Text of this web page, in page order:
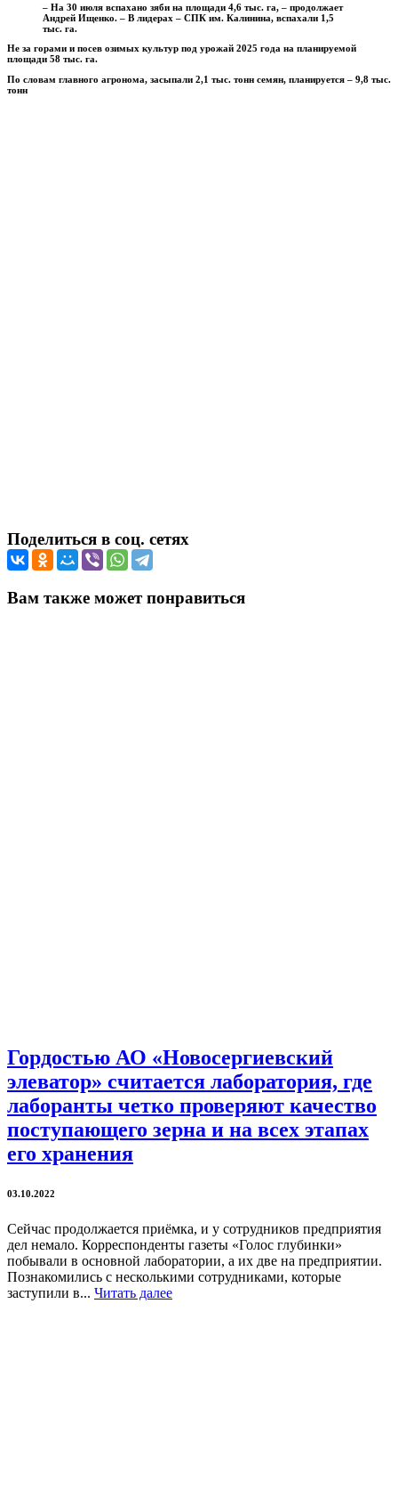
– На 30 июля вспахано зяби на площади 4,6 тыс. га, – продолжает
Андрей Ищенко. – В лидерах – СПК им. Калинина, вспахали 1,5
тыс. га.
Не за горами и посев озимых культур под урожай 2025 года на планируемой
площади 58 тыс. га.
По словам главного агронома, засыпали 2,1 тыс. тонн семян, планируется – 9,8 тыс.
тонн
Поделиться в соц. сетях
Вам также может понравиться
Гордостью АО «Новосергиевский
элеватор» считается лаборатория, где
лаборанты четко проверяют качество
поступающего зерна и на всех этапах
его хранения
03.10.2022
Сейчас продолжается приёмка, и у сотрудников предприятия
дел немало. Корреспонденты газеты «Голос глубинки»
побывали в основной лаборатории, а их две на предприятии.
Познакомились с несколькими сотрудниками, которые
заступили в... Читать далее